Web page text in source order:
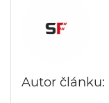
Autor článku: